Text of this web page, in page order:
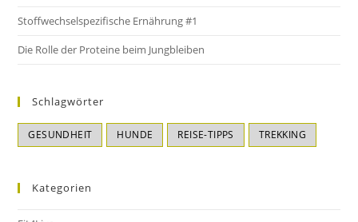
Stoffwechselspezifische Ernährung #1
Die Rolle der Proteine beim Jungbleiben
Schlagwörter
GESUNDHEIT HUNDE REISE-TIPPS TREKKING
Kategorien